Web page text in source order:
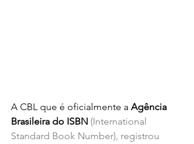
A CBL que é oficialmente a Agência
Brasileira do ISBN (International
Standard Book Number), registrou